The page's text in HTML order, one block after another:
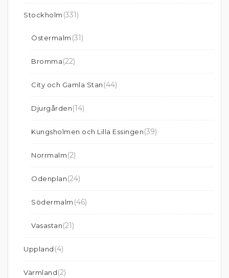
Stockholm (331)
Östermalm (31)
Bromma(22)
City och Gamla Stan (44)
Djurgården(14)
Kungsholmen och Lilla Essingen(39)
Norrmalm(2)
Odenplan(24)
Södermalm (46)
Vasastan(21)
Uppland (4)
Värmland(2)